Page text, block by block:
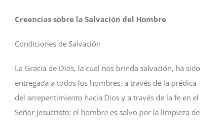
Creencias sobre la Salvación del Hombre
Condiciones de Salvación
La Gracia de Dios, la cual nos brinda salvación, ha sido
entregada a todos los hombres, a través de la prédica
del arrepentimiento hacia Dios y a través de la fe en el
Señor Jesucristo; el hombre es salvo por la limpieza de